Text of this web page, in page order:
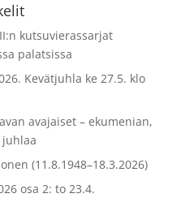
kutsuvierassarjat
palatsissa
Kevätjuhla ke 27.5. klo
avajaiset – ekumenian,
(11.8.1948–18.3.2026)
osa 2: to 23.4.